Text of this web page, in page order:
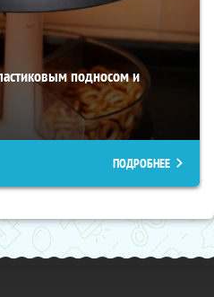
подносом и
ПОДРОБНЕЕ